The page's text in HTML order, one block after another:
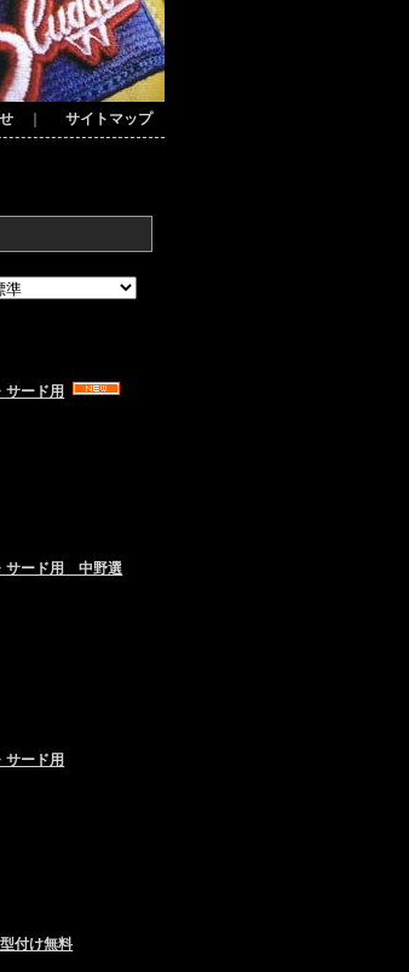
サイトマップ
ード用
サード用 中野選
ード用
付け無料